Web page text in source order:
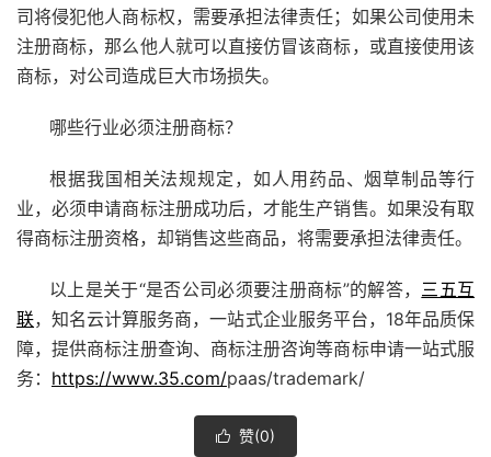
司将侵犯他人商标权，需要承担法律责任；如果公司使用未
注册商标，那么他人就可以直接仿冒该商标，或直接使用该
商标，对公司造成巨大市场损失。
哪些行业必须注册商标？
根据我国相关法规规定，如人用药品、烟草制品等行
业，必须申请商标注册成功后，才能生产销售。如果没有取
得商标注册资格，却销售这些商品，将需要承担法律责任。
以上是关于“是否公司必须要注册商标”的解答， 三五互
联，知名云计算服务商，一站式企业服务平台，18年品质保
障，提供商标注册查询、商标注册咨询等商标申请一站式服
务： https://www.35.com/paas/trademark/
 赞(0)